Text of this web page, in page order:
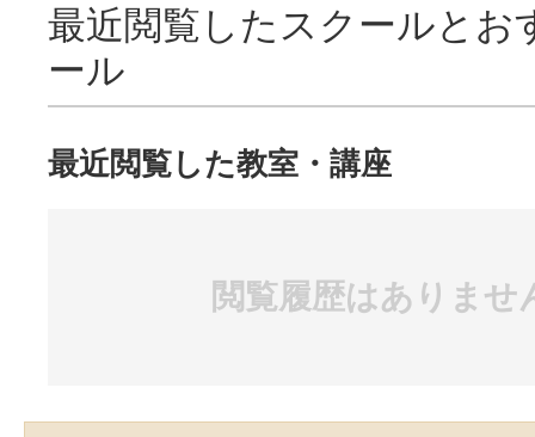
最近閲覧したスクールとお
ール
最近閲覧した教室・講座
閲覧履歴はありませ